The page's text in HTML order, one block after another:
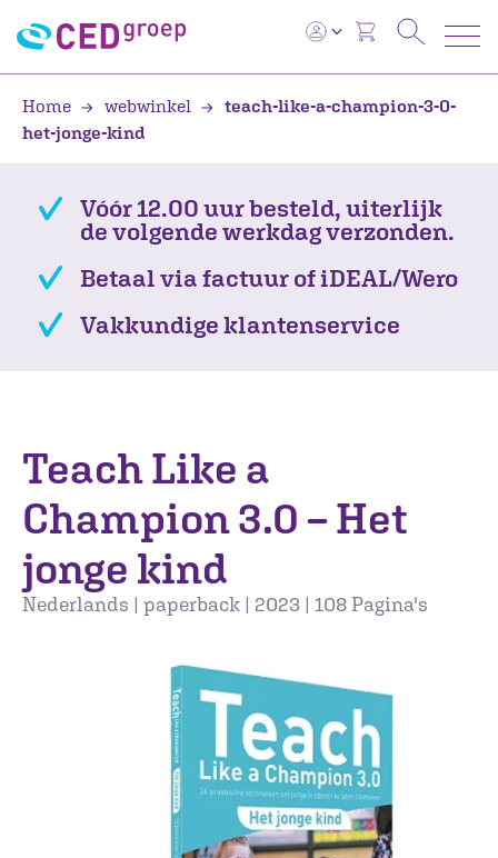
Home webwinkel
teach-like-a-champion-3-0-
het-jonge-kind
Vóór 12.00 uur besteld, uiterlijk
de volgende werkdag verzonden.
Betaal via factuur of iDEAL/Wero
Vakkundige klantenservice
Teach Like a
Champion 3.0 – Het
jonge kind
Nederlands | paperback | 2023 | 108 Pagina's